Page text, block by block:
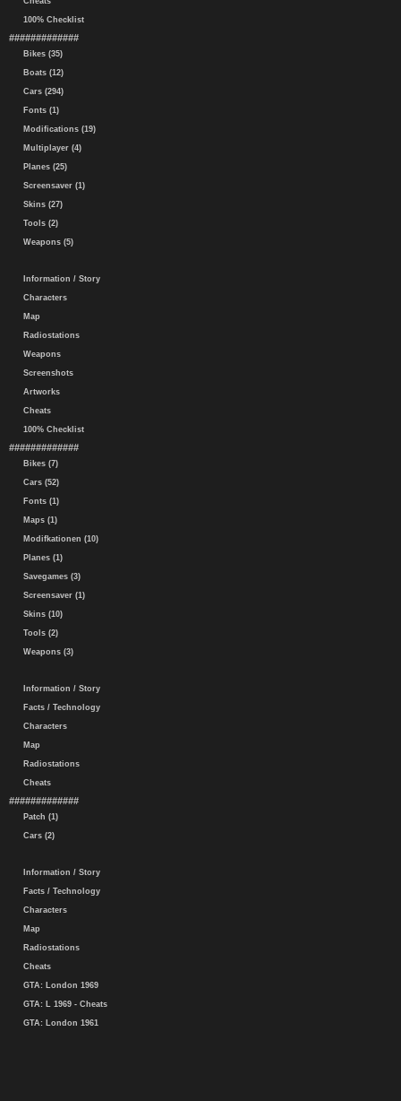
100% Checklist
#############
Bikes (35)
Boats (12)
Cars (294)
Fonts (1)
Modifications (19)
Multiplayer (4)
Planes (25)
Screensaver (1)
Skins (27)
Tools (2)
Weapons (5)
Information / Story
Characters
Map
Radiostations
Weapons
Screenshots
Artworks
Cheats
100% Checklist
#############
Bikes (7)
Cars (52)
Fonts (1)
Maps (1)
Modifkationen (10)
Planes (1)
Savegames (3)
Screensaver (1)
Skins (10)
Tools (2)
Weapons (3)
Information / Story
Facts / Technology
Characters
Map
Radiostations
Cheats
#############
Patch (1)
Cars (2)
Information / Story
Facts / Technology
Characters
Map
Radiostations
Cheats
GTA: London 1969
GTA: L 1969 - Cheats
GTA: London 1961